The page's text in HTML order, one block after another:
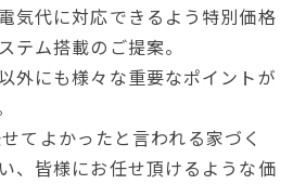
気代に対応できるよう特別価格
テム搭載のご提案。
外にも様々な重要なポイントが
てよかったと言われる家づく
、皆様にお任せ頂けるような価